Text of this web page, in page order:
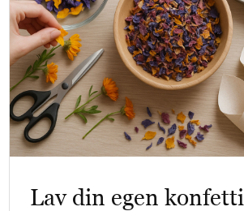
Lav din egen konfetti